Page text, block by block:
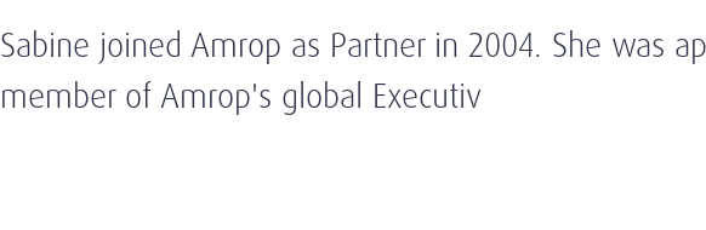
Sabine joined Amrop as Partner in 2004. She was
member of Amrop's global Executiv